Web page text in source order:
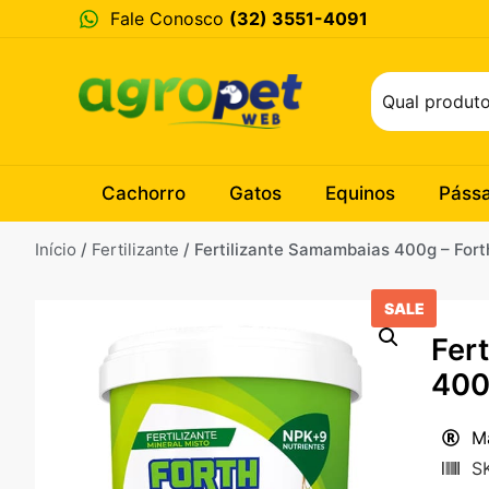
Fale Conosco (32) 3551-4091
Cachorro Gatos Equinos
Início / Fertilizante / Fertilizante Samambaias 400g –
SALE